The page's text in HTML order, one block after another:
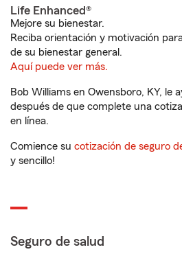
Life Enhanced®
Mejore su bienestar.
Reciba orientación y motivación
de su bienestar general.
Aquí puede ver más.
Bob Williams en Owensboro, KY, le
después de que complete una
en línea.
Comience su cotización de seguro
y sencillo!
Seguro de salud